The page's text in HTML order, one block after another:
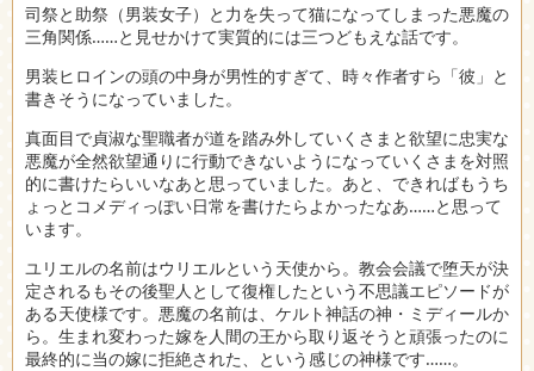
司祭と助祭（男装女子）と力を失って猫になってしまった悪魔の
三角関係……と見せかけて実質的には三つどもえな話です。
男装ヒロインの頭の中身が男性的すぎて、時々作者すら「彼」と
書きそうになっていました。
真面目で貞淑な聖職者が道を踏み外していくさまと欲望に忠実な
悪魔が全然欲望通りに行動できないようになっていくさまを対照
的に書けたらいいなあと思っていました。あと、できればもうち
ょっとコメディっぽい日常を書けたらよかったなあ……と思って
います。
ユリエルの名前はウリエルという天使から。教会会議で堕天が決
定されるもその後聖人として復権したという不思議エピソードが
ある天使様です。悪魔の名前は、ケルト神話の神・ミディールか
ら。生まれ変わった嫁を人間の王から取り返そうと頑張ったのに
最終的に当の嫁に拒絶された、という感じの神様です……。